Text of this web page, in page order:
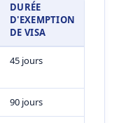
DURÉE
D'EXEMPTION
DE VISA
45 jours
90 jours